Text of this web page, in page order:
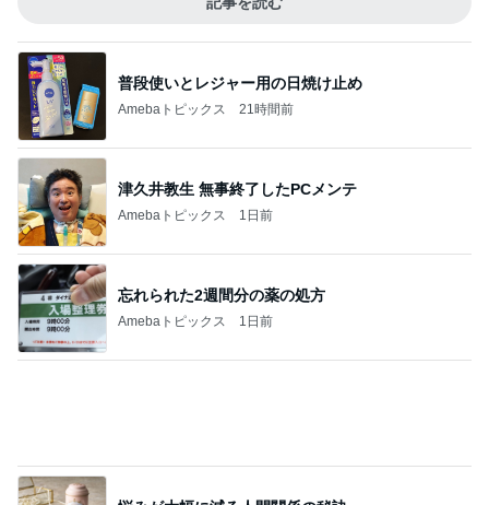
夫の施設入所で苦しくなる生活
Amebaトピックス
記事を読む
黒が良くグレーも購入したワンピ
お客さんからの美味しいいただき物
Amebaトピックス